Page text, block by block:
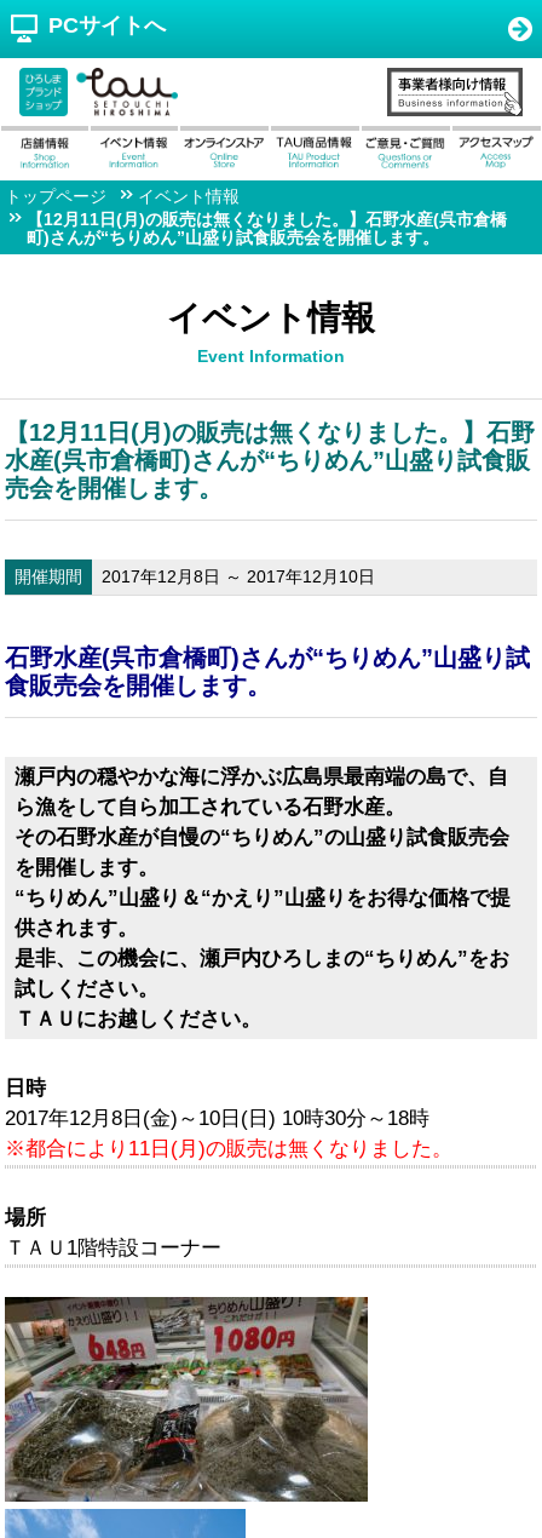
PCサイトへ
トップページ
イベント情報
【12月11日(月)の販売は無くなりました。】石野水産(呉市倉橋
町)さんが“ちりめん”山盛り試食販売会を開催します。
イベント情報
Event Information
【12月11日(月)の販売は無くなりました。】石野
水産(呉市倉橋町)さんが“ちりめん”山盛り試食販
売会を開催します。
開催期間 2017年12月8日 ～ 2017年12月10日
石野水産(呉市倉橋町)さんが“ちりめん”山盛り試
食販売会を開催します。
瀬戸内の穏やかな海に浮かぶ広島県最南端の島で、自
ら漁をして自ら加工されている石野水産。
その石野水産が自慢の“ちりめん”の山盛り試食販売会
を開催します。
“ちりめん”山盛り＆“かえり”山盛りをお得な価格で提
供されます。
是非、この機会に、瀬戸内ひろしまの“ちりめん”をお
試しください。
ＴＡＵにお越しください。
日時
2017年12月8日(金)～10日(日) 10時30分～18時
※都合により11日(月)の販売は無くなりました。
場所
ＴＡＵ1階特設コーナー